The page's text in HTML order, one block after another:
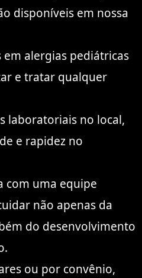
disponíveis em nossa
em alergias pediátricas
e tratar qualquer
laboratoriais no local,
e rapidez no
com uma equipe
não apenas da
do desenvolvimento
ou por convênio,